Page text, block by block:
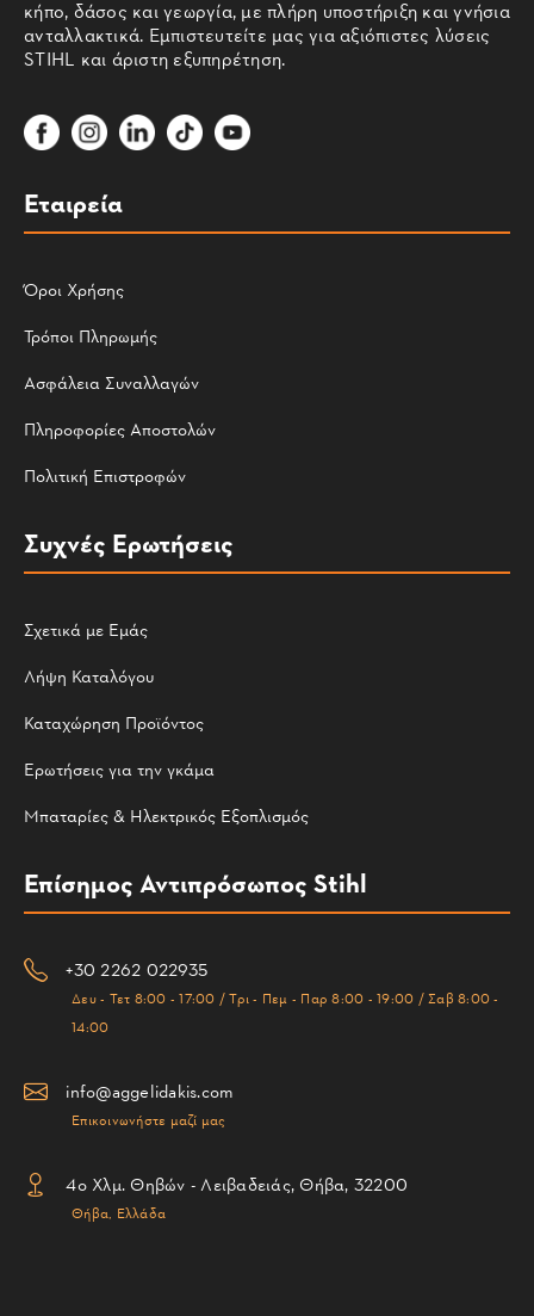
κήπο, δάσος και γεωργία, με πλήρη υποστήριξη και γνήσια
ανταλλακτικά. Εμπιστευτείτε μας για αξιόπιστες λύσεις
STIHL και άριστη εξυπηρέτηση.
Εταιρεία
Όροι Χρήσης
Τρόποι Πληρωμής
Ασφάλεια Συναλλαγών
Πληροφορίες Αποστολών
Πολιτική Επιστροφών
Συχνές Ερωτήσεις
Σχετικά με Εμάς
Λήψη Καταλόγου
Καταχώρηση Προϊόντος
Ερωτήσεις για την γκάμα
Μπαταρίες & Ηλεκτρικός Εξοπλισμός
Επίσημος Αντιπρόσωπος Stihl
+30 2262 022935
Δευ - Τετ 8:00 - 17:00 / Τρι - Πεμ - Παρ 8:00 - 19:00 / Σαβ 8:00 -
14:00
info@aggelidakis.com
Επικοινωνήστε μαζί μας
4ο Χλμ. Θηβών - Λειβαδειάς, Θήβα, 32200
Θήβα, Ελλάδα